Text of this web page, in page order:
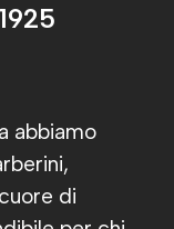
abbiamo
di